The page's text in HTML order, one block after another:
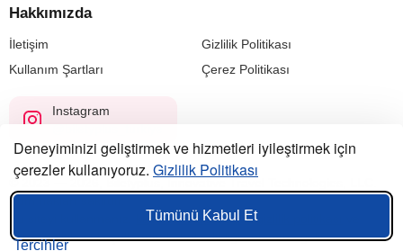
Hakkımızda
İletişim
Gizlilik Politikası
Kullanım Şartları
Çerez Politikası
Instagram
@biletyplus_turkiye
© 2023 — 2026, Biletyplus, Innovative Travel Technologies, LLC.
Tüm hakları saklıdır.
kullanıcı sözleşmesi,gizlilik politikası
çerez politikasıkoşullarının kabul edildiği anlamına gelir.
Deneyiminizi geliştirmek ve hizmetleri iyileştirmek için
çerezler kullanıyoruz. Gizlilik Politikası
Tümünü Kabul Et
Tercihler